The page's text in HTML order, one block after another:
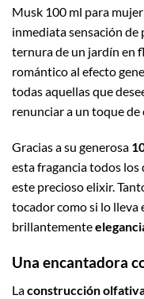
Musk 100 ml para
inmediata sensación de
ternura de un jardín en
romántico al efecto
todas aquellas que
renunciar a un toque de
Gracias a su generosa
esta fragancia todos los
este precioso elixir.
tocador como si lo lleva
brillantemente
Una encantadora
Laconstrucción